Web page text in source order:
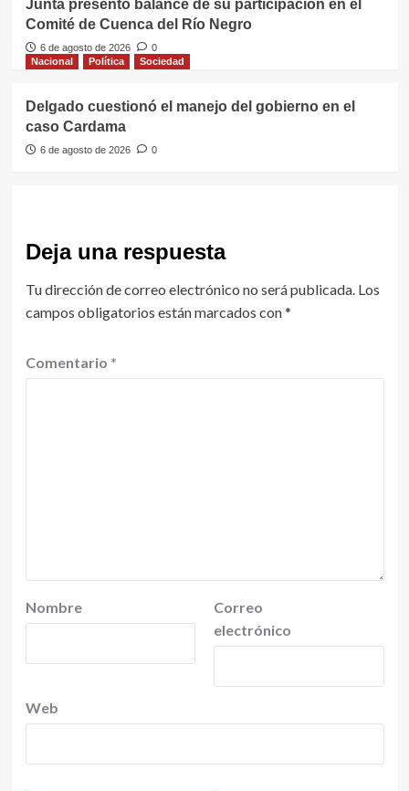
Junta presentó balance de su participación en el
Comité de Cuenca del Río Negro
6 de agosto de 2026
0
Nacional
Política Sociedad
Delgado cuestionó el manejo del gobierno en el
caso Cardama
6 de agosto de 2026 0
Deja una respuesta
Tu dirección de correo electrónico no será publicada. Los
campos obligatorios están marcados con*
Comentario *
Nombre
Correo
electrónico
Web